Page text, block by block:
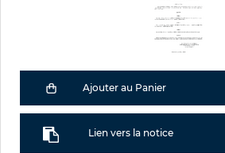
Ajouter au Panier
Lien vers la notice